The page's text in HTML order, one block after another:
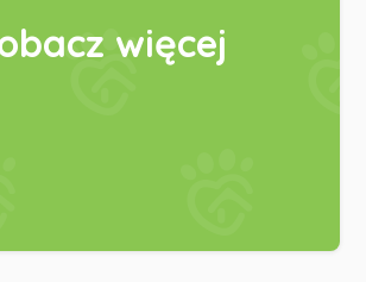
więcej